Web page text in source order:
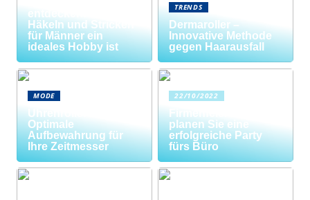
entdecken: Warum
Häkeln und Stricken
für Männer ein
ideales Hobby ist
TRENDS
Dermaroller –
Innovative Methode
gegen Haarausfall
MODE
Uhrenrolle: Die
Optimale
Aufbewahrung für
Ihre Zeitmesser
22/10/2022
Firmenfeier? So
planen Sie eine
erfolgreiche Party
fürs Büro